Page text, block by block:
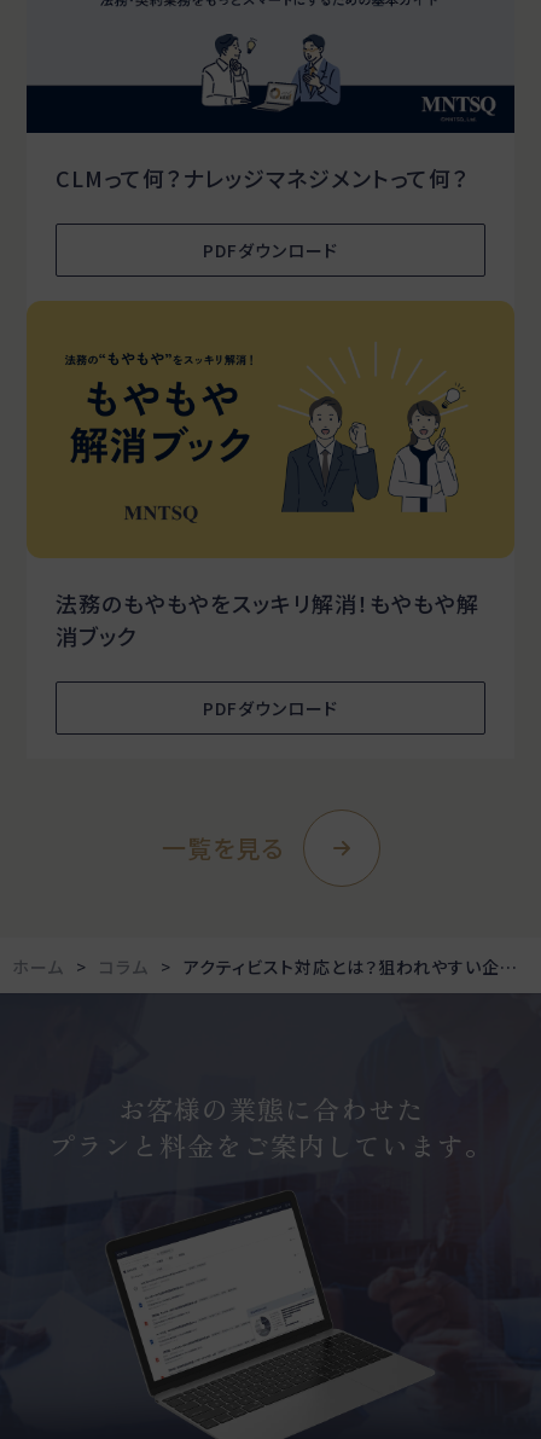
CLMって何？ナレッジマネジメントって何？
PDFダウンロード
法務のもやもやをスッキリ解消！もやもや解
消ブック
PDFダウンロード
一覧を見る
ホーム コラム アクティビスト対応とは？狙われやすい企業の特徴と取締役会の役割を解説
お客様の業態に合わせた
プランと料金をご案内しています。